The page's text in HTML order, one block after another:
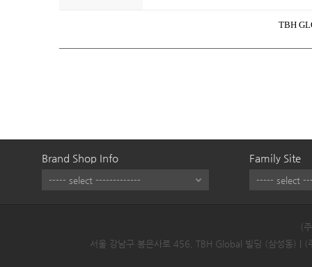
TBH
Brand Shop Info Family Site
(
서울 강남구 봉은사로 456, TBH Global 빌딩 (삼성동) |